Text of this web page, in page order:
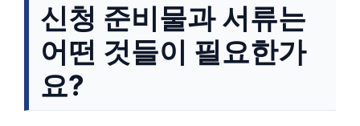
신청 준비물과 서류는
어떤 것들이 필요한가
요?